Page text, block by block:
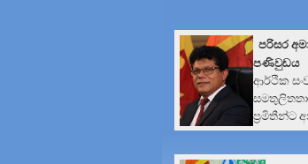
පරිසර
පණිවුඩය
ආර්ථික
ප්‍රමිතීන්ට